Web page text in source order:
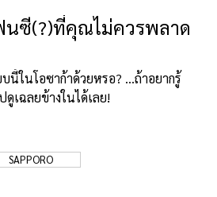
ซี(?)ที่คุณไม่ควรพลาด
นี้ในโอซาก้าด้วยหรอ? ...ถ้าอยากรู้
เฉลยข้างในได้เลย!
SAPPORO